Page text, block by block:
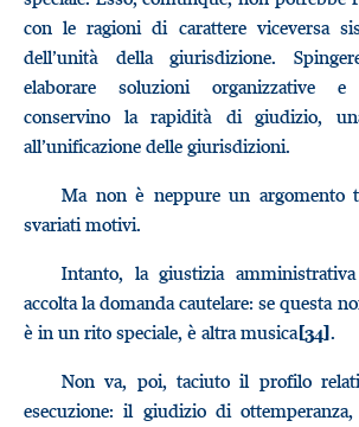
con le ragioni di carattere viceversa
dell’unità della giurisdizione.
elaborare soluzioni organizzative
conservino la rapidità di giudizio,
all’unificazione delle giurisdizioni.
Ma non è neppure un argomento
svariati motivi.
Intanto, la giustizia
accolta la domanda cautelare: se questa
è in un rito speciale, è altra musica[34].
Non va, poi, taciuto il profilo
esecuzione: il giudizio di ottemperanza,